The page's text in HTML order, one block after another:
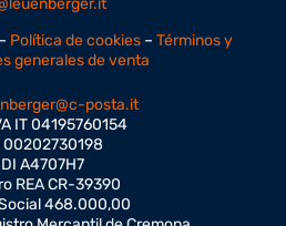
Política de cookies– Términos y
generales de venta
posta.it
IT 04195760154
00202730198
A4707H7
REA CR-39390
468.000,00